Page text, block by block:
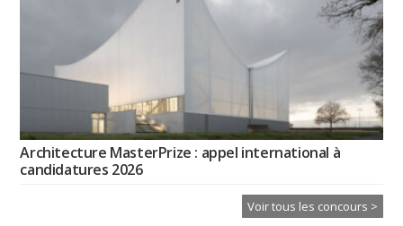
Architecture MasterPrize : appel international à
candidatures 2026
Voir tous les concours >